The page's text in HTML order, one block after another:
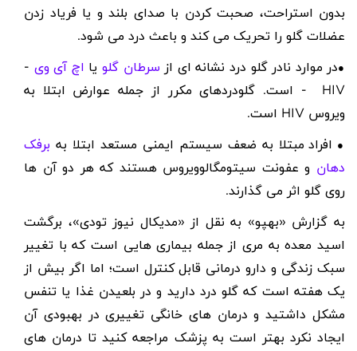
بدون استراحت، صحبت کردن با صدای بلند و یا فریاد زدن
عضلات گلو را تحریک می کند و باعث درد می شود.
●در موارد نادر گلو درد نشانه ای از سرطان گلویا اچ آی وی -
HIV - است. گلودردهای مکرر از جمله عوارض ابتلا به
ویروس HIV است.
● افراد مبتلا به ضعف سیستم ایمنی مستعد ابتلا به برفک
دهان و عفونت سیتومگالوویروس هستند که هر دو آن ها
روی گلو اثر می گذارند.
به گزارش «بهپو» به نقل از «مدیکال نیوز تودی»، برگشت
اسید معده به مری از جمله بیماری هایی است که با تغییر
سبک زندگی و دارو درمانی قابل کنترل است؛ اما اگر بیش از
یک هفته است که گلو درد دارید و در بلعیدن غذا یا تنفس
مشکل داشتید و درمان های خانگی تغییری در بهبودی آن
ایجاد نکرد بهتر است به پزشک مراجعه کنید تا درمان های